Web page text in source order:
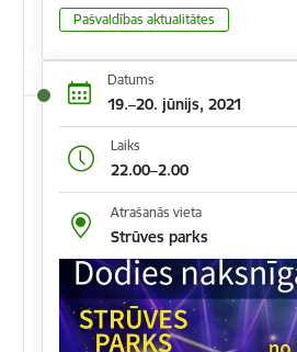
Pašvaldības aktualitātes
Datums
19.–20. jūnijs, 2021
Laiks
22.00–2.00
Atrašanās vieta
Strūves parks